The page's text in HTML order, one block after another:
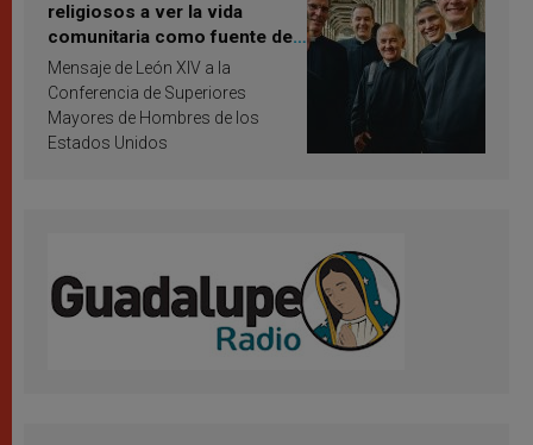
religiosos a ver la vida
comunitaria como fuente de
inspiración y santificación
Mensaje de León XIV a la
Conferencia de Superiores
Mayores de Hombres de los
Estados Unidos